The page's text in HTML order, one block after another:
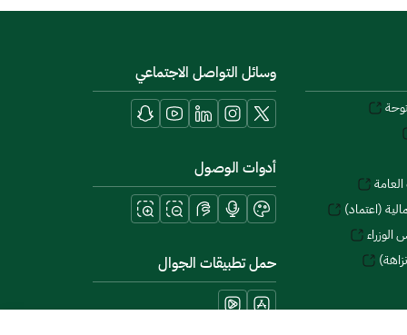
(اعتماد)
الوزراء
وسائل التواصل الاجتماعي
أدوات الوصول
حمل تطبيقات الجوال